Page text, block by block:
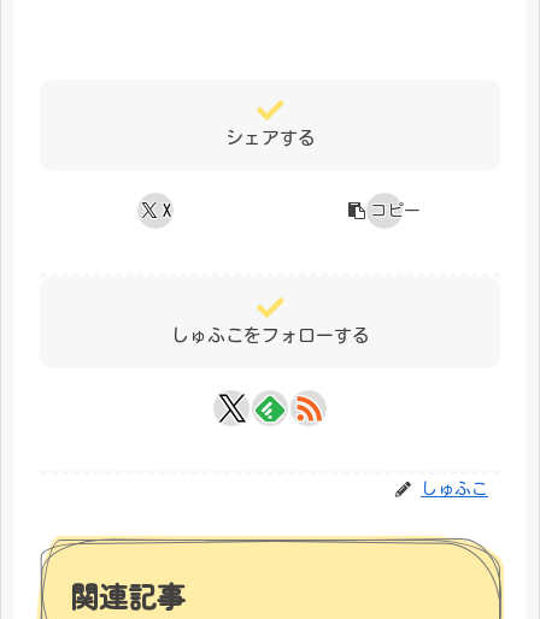
シェアする
X コピー
しゅふこをフォローする
しゅふこ
関連記事